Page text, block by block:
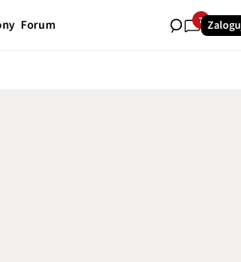
Forum 7